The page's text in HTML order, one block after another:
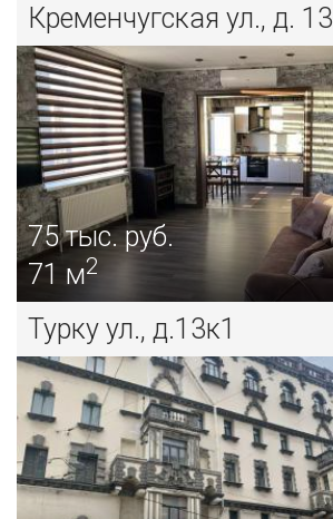
Кременчугская ул., д. 13
75тыс. руб.
71 м2
Турку ул., д.13к1